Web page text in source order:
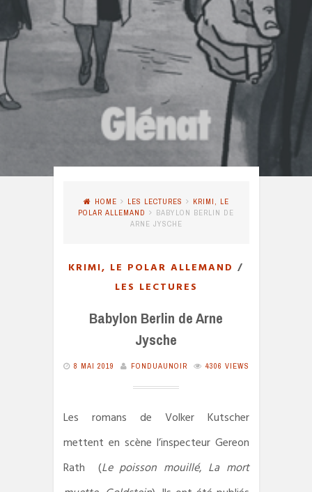
HOME LES LECTURES
KRIMI, LE
POLAR ALLEMAND
BABYLON BERLIN DE
ARNE JYSCHE
KRIMI, LE POLAR ALLEMAND /
LES LECTURES
Babylon Berlin de Arne
Jysche
8 MAI 2019 FONDUAUNOIR 4306 VIEWS
Les romans de Volker Kutscher
mettent en scène l’inspecteur Gereon
Rath (Le poisson mouillé, La mort